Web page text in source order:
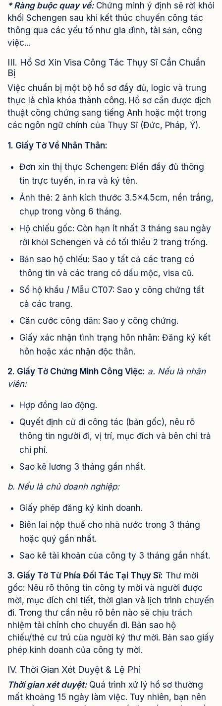
* Ràng buộc quay về:Chứng minh ý định sẽ rời khỏi
khối Schengen sau khi kết thúc chuyến công tác
thông qua các yếu tố như gia đình, tài sản, công
việc...
III. Hồ Sơ Xin Visa Công Tác Thụy Sĩ Cần Chuẩn
Bị
Việc chuẩn bị một bộ hồ sơ đầy đủ, logic và trung
thực là chìa khóa thành công. Hồ sơ cần được dịch
thuật công chứng sang tiếng Anh hoặc một trong
các ngôn ngữ chính của Thụy Sĩ (Đức, Pháp, Ý).
1. Giấy Tờ Về Nhân Thân:
Đơn xin thị thực Schengen: Điền đầy đủ thông
tin trực tuyến, in ra và ký tên.
Ảnh thẻ: 2 ảnh kích thước 3.5x4.5cm, nền trắng,
chụp trong vòng 6 tháng.
Hộ chiếu gốc: Còn hạn ít nhất 3 tháng sau ngày
rời khỏi Schengen và có tối thiểu 2 trang trống.
Bản sao hộ chiếu: Sao y tất cả các trang có
thông tin và các trang có dấu mộc, visa cũ.
Sổ hộ khẩu / Mẫu CT07: Sao y công chứng tất
cả các trang.
Căn cước công dân: Sao y công chứng.
Giấy xác nhận tình trạng hôn nhân: Đăng ký kết
hôn hoặc xác nhận độc thân.
2. Giấy Tờ Chứng Minh Công Việc: a. Nếu là nhân
viên:
Hợp đồng lao động.
Quyết định cử đi công tác (bản gốc), nêu rõ
thông tin người đi, vị trí, mục đích và bên chi trả
chi phí.
Sao kê lương 3 tháng gần nhất.
b. Nếu là chủ doanh nghiệp:
Giấy phép đăng ký kinh doanh.
Biên lai nộp thuế cho nhà nước trong 3 tháng
hoặc quý gần nhất.
Sao kê tài khoản của công ty 3 tháng gần nhất.
3. Giấy Tờ Từ Phía Đối Tác Tại Thụy Sĩ: Thư mời
gốc: Nêu rõ thông tin công ty mời và người được
mời, mục đích chi tiết, thời gian và lịch trình chuyến
đi. Trong thư cần nêu rõ bên nào sẽ chịu trách
nhiệm tài chính cho chuyến đi. Bản sao hộ
chiếu/thẻ cư trú của người ký thư mời. Bản sao giấy
phép kinh doanh của công ty mời.
IV. Thời Gian Xét Duyệt & Lệ Phí
Thời gian xét duyệt:Quá trình xử lý hồ sơ thường
mất khoảng 15 ngày làm việc. Tuy nhiên, bạn nên